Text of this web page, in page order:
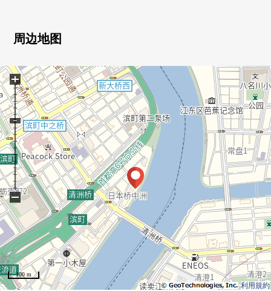
・会话兴奋起来的开放式厨房
▼设备
・地板暖气(客餐厅)
・垃圾处理器
・内装洗碗机
・1具净水器型栓
・浴室暖气烘干机
・走入式鞋柜
▼Mansion的特徴
・2018年(2018年)1月築
・防盗门系统
・附带监视器的内部对讲机
・快递保管柜有
・宠物饲养可(饲养有特殊规则)
周边地图
利用規約
100 m
+
−